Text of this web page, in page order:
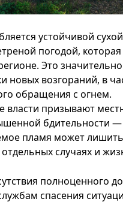
устойчивой
погодой, которая
Это значительно
новых возгораний, в
обращения с огнем.
власти призывают
бдительности —
пламя может
случаях и
полноценного
спасения